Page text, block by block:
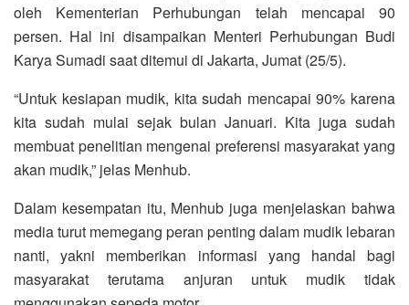
oleh Kementerian Perhubungan telah mencapai 90
persen. Hal ini disampaikan Menteri Perhubungan Budi
Karya Sumadi saat ditemui di Jakarta, Jumat (25/5).
“Untuk kesiapan mudik, kita sudah mencapai 90% karena
kita sudah mulai sejak bulan Januari. Kita juga sudah
membuat penelitian mengenai preferensi masyarakat yang
akan mudik,” jelas Menhub.
Dalam kesempatan itu, Menhub juga menjelaskan bahwa
media turut memegang peran penting dalam mudik lebaran
nanti, yakni memberikan informasi yang handal bagi
masyarakat terutama anjuran untuk mudik tidak